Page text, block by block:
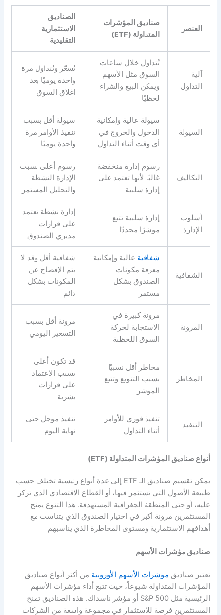
العنصر
صناديق المؤشرات
المتداولة (ETF)
الصناديق
الاستثمارية
التقليدية
آلية
التداول
تُتداول خلال ساعات
السوق مثل الأسهم
ويمكن البيع والشراء
لحظيًا
تُسعّر وتُتداول مرة
واحدة يوميًا بعد
إغلاق السوق
السيولة
سيولة عالية وإمكانية
الدخول والخروج في
أي وقت أثناء التداول
سيولة أقل بسبب
تنفيذ الأوامر مرة
واحدة يوميًا
التكاليف
رسوم إدارة منخفضة
غالبًا لأنها تعتمد على
إدارة سلبية
رسوم أعلى بسبب
الإدارة النشطة
والتحليل المستمر
أسلوب
الإدارة
إدارة سلبية تتبع
مؤشرًا محددًا
إدارة نشطة تعتمد
على قرارات
مديري الصندوق
الشفافية
شفافيةعالية وإمكانية
معرفة مكونات
الصندوق بشكل
مستمر
شفافية أقل وقد لا
يتم الإفصاح عن
المكونات بشكل
دائم
المرونة
مرونة كبيرة في
الاستجابة لحركة
السوق اللحظية
مرونة أقل بسبب
التسعير اليومي
المخاطر
مخاطر أقل نسبيًا
بسبب التنويع وتتبع
المؤشر
قد تكون أعلى
بسبب الاعتماد
على قرارات
بشرية
التنفيذ
تنفيذ فوري للأوامر
أثناء التداول
تنفيذ مؤجل حتى
نهاية اليوم
أنواع صناديق المؤشرات المتداولة (ETF)
يمكن تقسيم صناديق الـ ETF إلى عدة أنواع رئيسية تختلف حسب
طبيعة الأصول التي تستثمر فيها، أو القطاع الاقتصادي الذي تركز
عليه، أو حتى المنطقة الجغرافية المستهدفة. هذا التنوع يمنح
المستثمرين مرونة أكبر في اختيار الصندوق الذي يتناسب مع
أهدافهم الاستثمارية ومستوى المخاطرة الذي يناسبهم
صناديق مؤشرات الأسهم
تعتبر صناديق مؤشرات الأسهم الأوروبيةمن أكثر أنواع صناديق
المؤشرات المتداولة شيوعاً، حيث تتبع أداء مؤشرات الأسهم
الرئيسية مثل S&P 500 أو مؤشر ناسداك. هذه الصناديق تمنح
المستثمرين فرصة للاستثمار في مجموعة واسعة من الشركات